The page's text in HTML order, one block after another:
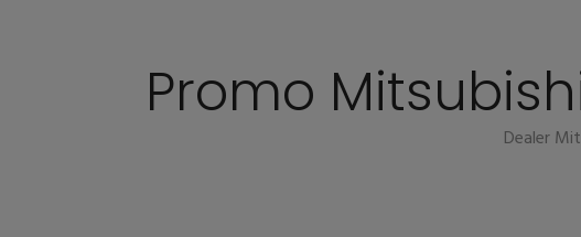
Promo
Dealer